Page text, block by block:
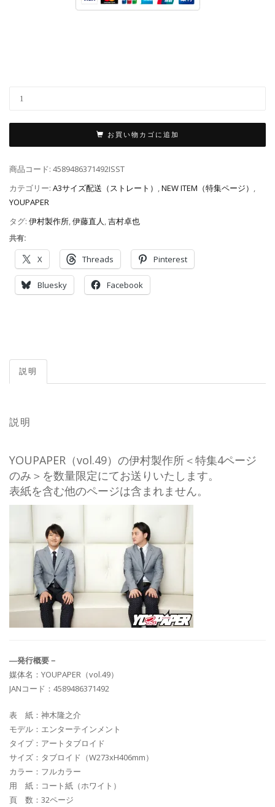
お買い物カゴに追加
商品コード: 4589486371492ISST
カテゴリー: A3サイズ配送（ストレート） ,NEW ITEM（特集ページ） ,
YOUPAPER
タグ: 伊村製作所,伊藤直人,吉村卓也
共有:
X Threads Pinterest
Bluesky Facebook
説明
説明
YOUPAPER（vol.49）の伊村製作所＜特集4ページ
のみ＞を数量限定にてお送りいたします。
表紙を含む他のページは含まれません。
―発行概要－
媒体名：YOUPAPER（vol.49）
JANコード：4589486371492
表 紙：神木隆之介
モデル：エンターテインメント
タイプ：アートタブロイド
サイズ：タブロイド（W273xH406mm）
カラー：フルカラー
用 紙：コート紙（ホワイト）
頁 数：32ページ